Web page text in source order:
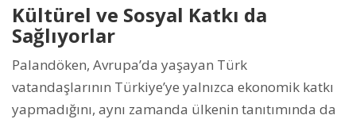
Kültürel ve Sosyal Katkı da
Sağlıyorlar
Palandöken, Avrupa’da yaşayan Türk
vatandaşlarının Türkiye’ye yalnızca ekonomik katkı
yapmadığını, aynı zamanda ülkenin tanıtımında da